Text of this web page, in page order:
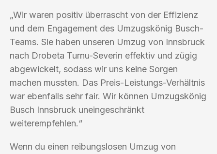
„Wir waren positiv überrascht von der Effizienz
und dem Engagement des Umzugskönig Busch-
Teams. Sie haben unseren Umzug von Innsbruck
nach Drobeta Turnu-Severin effektiv und zügig
abgewickelt, sodass wir uns keine Sorgen
machen mussten. Das Preis-Leistungs-Verhältnis
war ebenfalls sehr fair. Wir können Umzugskönig
Busch Innsbruck uneingeschränkt
weiterempfehlen.“
Wenn du einen reibungslosen Umzug von